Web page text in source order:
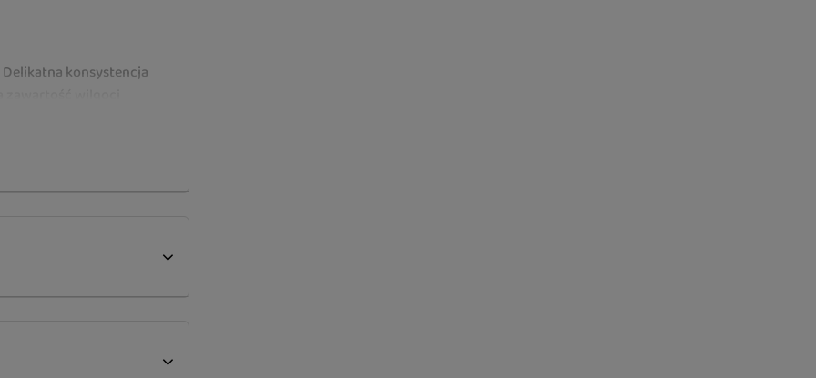
konsystencja
olejów wspomaga
kota
koty